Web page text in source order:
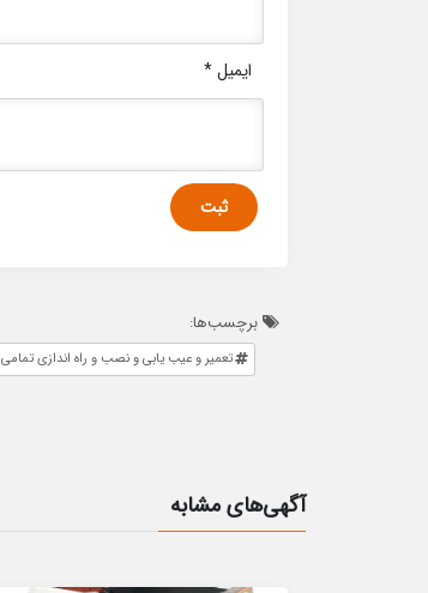
ایمیل*
برچسب‌ها:
تعمیر و عیب یابی و نصب و راه اندازی
آگهی‌های مشابه